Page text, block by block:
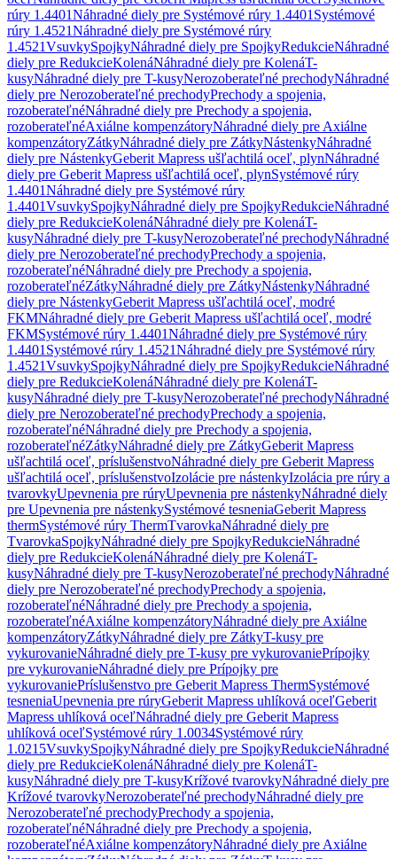
rúry 1.4401Náhradné diely pre Systémové rúry 1.4401 Systémové
rúry 1.4521Náhradné diely pre Systémové rúry
1.4521VsuvkySpojkyNáhradné diely pre SpojkyRedukcieNáhradné
diely pre RedukcieKolenáNáhradné diely pre KolenáT-
kusyNáhradné diely pre T-kusyNerozoberateľné prechodyNáhradné
diely pre Nerozoberateľné prechodyPrechody a spojenia,
rozoberateľnéNáhradné diely pre Prechody a spojenia,
rozoberateľnéAxiálne kompenzátoryNáhradné diely pre Axiálne
kompenzátoryZátkyNáhradné diely pre ZátkyNástenkyNáhradné
diely pre NástenkyGeberit Mapress ušľachtilá oceľ, plynNáhradné
diely pre Geberit Mapress ušľachtilá oceľ, plynSystémové rúry
1.4401Náhradné diely pre Systémové rúry
1.4401VsuvkySpojkyNáhradné diely pre SpojkyRedukcieNáhradné
diely pre RedukcieKolenáNáhradné diely pre KolenáT-
kusyNáhradné diely pre T-kusyNerozoberateľné prechodyNáhradné
diely pre Nerozoberateľné prechodyPrechody a spojenia,
rozoberateľnéNáhradné diely pre Prechody a spojenia,
rozoberateľnéZátkyNáhradné diely pre ZátkyNástenkyNáhradné
diely pre NástenkyGeberit Mapress ušľachtilá oceľ, modré
FKMNáhradné diely pre Geberit Mapress ušľachtilá oceľ, modré
FKMSystémové rúry 1.4401Náhradné diely pre Systémové rúry
1.4401 Systémové rúry 1.4521Náhradné diely pre Systémové rúry
1.4521VsuvkySpojkyNáhradné diely pre SpojkyRedukcieNáhradné
diely pre RedukcieKolenáNáhradné diely pre KolenáT-
kusyNáhradné diely pre T-kusyNerozoberateľné prechodyNáhradné
diely pre Nerozoberateľné prechodyPrechody a spojenia,
rozoberateľnéNáhradné diely pre Prechody a spojenia,
rozoberateľnéZátkyNáhradné diely pre ZátkyGeberit Mapress
ušľachtilá oceľ, príslušenstvoNáhradné diely pre Geberit Mapress
ušľachtilá oceľ, príslušenstvoIzolácie pre nástenkyIzolácia pre rúry a
tvarovkyUpevnenia pre rúryUpevnenia pre nástenkyNáhradné diely
pre Upevnenia pre nástenkySystémové tesneniaGeberit Mapress
thermSystémové rúry ThermTvarovkaNáhradné diely pre
TvarovkaSpojkyNáhradné diely pre SpojkyRedukcieNáhradné
diely pre RedukcieKolenáNáhradné diely pre KolenáT-
kusyNáhradné diely pre T-kusyNerozoberateľné prechodyNáhradné
diely pre Nerozoberateľné prechodyPrechody a spojenia,
rozoberateľnéNáhradné diely pre Prechody a spojenia,
rozoberateľnéAxiálne kompenzátoryNáhradné diely pre Axiálne
kompenzátoryZátkyNáhradné diely pre ZátkyT-kusy pre
vykurovanieNáhradné diely pre T-kusy pre vykurovaniePrípojky
pre vykurovanieNáhradné diely pre Prípojky pre
vykurovaniePríslušenstvo pre Geberit Mapress ThermSystémové
tesneniaUpevnenia pre rúryGeberit Mapress uhlíková oceľGeberit
Mapress uhlíková oceľNáhradné diely pre Geberit Mapress
uhlíková oceľSystémové rúry 1.0034Systémové rúry
1.0215VsuvkySpojkyNáhradné diely pre SpojkyRedukcieNáhradné
diely pre RedukcieKolenáNáhradné diely pre KolenáT-
kusyNáhradné diely pre T-kusyKrížové tvarovkyNáhradné diely pre
Krížové tvarovkyNerozoberateľné prechodyNáhradné diely pre
Nerozoberateľné prechodyPrechody a spojenia,
rozoberateľnéNáhradné diely pre Prechody a spojenia,
rozoberateľnéAxiálne kompenzátoryNáhradné diely pre Axiálne